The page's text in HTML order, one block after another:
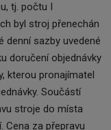
tj. počtu I
byl stroj přenechán
denní sazby uvedené
doručení objednávky
kterou pronajímatel
Součástí
stroje do místa
Cena za přepravu